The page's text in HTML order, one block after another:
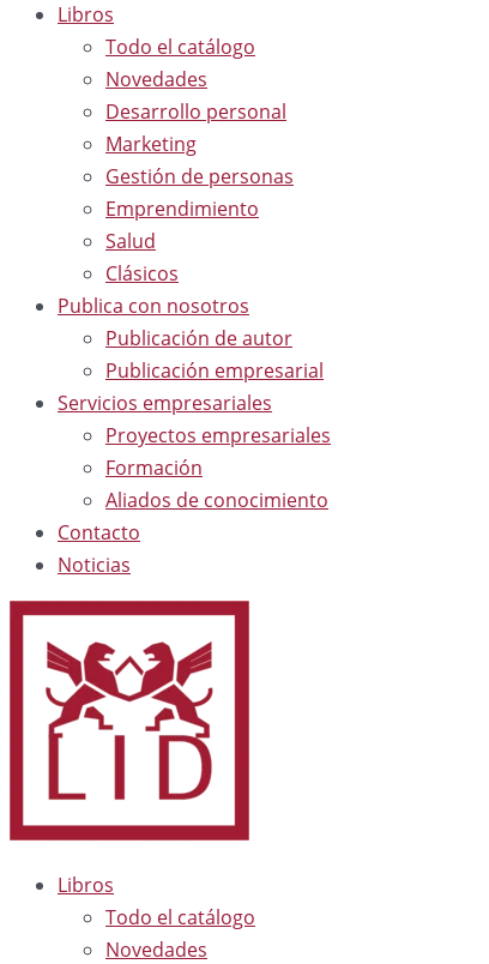
Libros
Todo el catálogo
Novedades
Desarrollo personal
Marketing
Gestión de personas
Emprendimiento
Salud
Clásicos
Publica con nosotros
Publicación de autor
Publicación empresarial
Servicios empresariales
Proyectos empresariales
Formación
Aliados de conocimiento
Contacto
Noticias
Libros
Todo el catálogo
Novedades